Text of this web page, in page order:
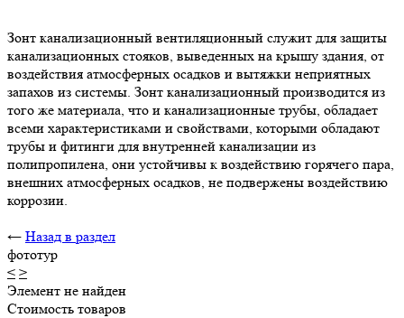
Зонт канализационный вентиляционный служит для защиты
канализационных стояков, выведенных на крышу здания, от
воздействия атмосферных осадков и вытяжки неприятных
запахов из системы. Зонт канализационный производится из
того же материала, что и канализационные трубы, обладает
всеми характеристиками и свойствами, которыми обладают
трубы и фитинги для внутренней канализации из
полипропилена, они устойчивы к воздействию горячего пара,
внешних атмосферных осадков, не подвержены воздействию
коррозии.
← Назад в раздел
фототур
< >
Элемент не найден
Стоимость товаров